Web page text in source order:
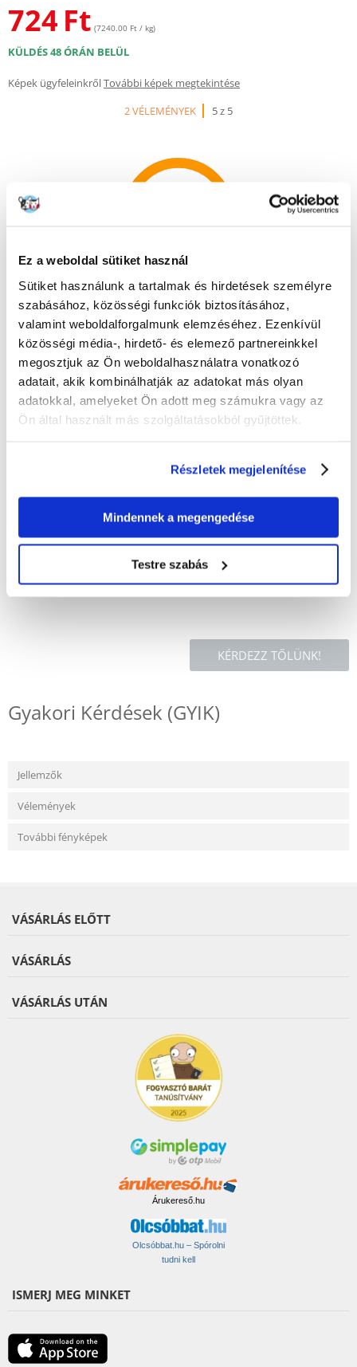
Ez a weboldal sütiket használ
Sütiket használunk a tartalmak és hirdetések személyre
szabásához, közösségi funkciók biztosításához,
valamint weboldalforgalmunk elemzéséhez. Ezenkívül
közösségi média-, hirdető- és elemező partnereinkkel
megosztjuk az Ön weboldalhasználatra vonatkozó
adatait, akik kombinálhatják az adatokat más olyan
adatokkal, amelyeket Ön adott meg számukra vagy az
Ön által használt más szolgáltatásokból gyűjtöttek.
Részletek megjelenítése
Mindennek a megengedése
Testre szabás
724 Ft (7240.00 Ft / kg)
KÜLDÉS 48 ÓRÁN BELÜL
Képek ügyfeleinkrőlTovábbi képek megtekintése
2 VÉLEMÉNYEK
5 z 5
Recommend
100% AZ ÜGYFELEK AJÁNLJÁK EZT A TERMÉKET
ÉRTÉKELJE ÖN IS
Leírás
Közepesen nedves, puha jutalomfalat. Kiegészítő kutyaeledel.
Összetétel: rizs, csirke, glükózszirup, lazacolaj, hidrolizált csirkemáj,
nyersfehérje 15,3 %, nyerszsír 7,8 %, nedvesség 17 %, nyershamu 2,1 %,
Metabolizable energy:
KÉRDEZZ TŐLÜNK!
Gyakori Kérdések (GYIK)
Jellemzők
Vélemények
További fényképek
VÁSÁRLÁS ELŐTT
VÁSÁRLÁS
VÁSÁRLÁS UTÁN
Árukereső.hu
Olcsóbbat.hu – Spórolni
tudni kell
ISMERJ MEG MINKET